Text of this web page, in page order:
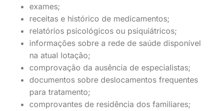
exames;
receitas e histórico de medicamentos;
relatórios psicológicos ou psiquiátricos;
informações sobre a rede de saúde disponível
na atual lotação;
comprovação da ausência de especialistas;
documentos sobre deslocamentos frequentes
para tratamento;
comprovantes de residência dos familiares;